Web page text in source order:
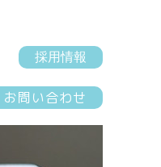
採用情報
お問い合わせ